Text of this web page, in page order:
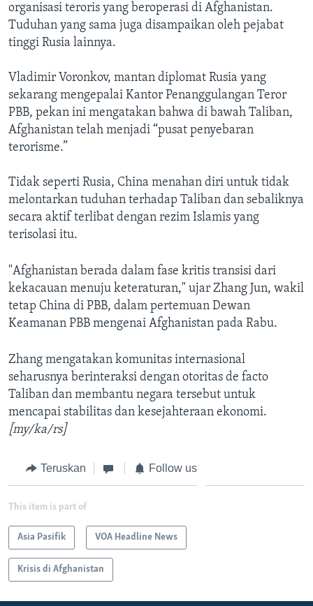
organisasi teroris yang beroperasi di Afghanistan.
Tuduhan yang sama juga disampaikan oleh pejabat
tinggi Rusia lainnya.
Vladimir Voronkov, mantan diplomat Rusia yang
sekarang mengepalai Kantor Penanggulangan Teror
PBB, pekan ini mengatakan bahwa di bawah Taliban,
Afghanistan telah menjadi “pusat penyebaran
terorisme.”
Tidak seperti Rusia, China menahan diri untuk tidak
melontarkan tuduhan terhadap Taliban dan sebaliknya
secara aktif terlibat dengan rezim Islamis yang
terisolasi itu.
"Afghanistan berada dalam fase kritis transisi dari
kekacauan menuju keteraturan," ujar Zhang Jun, wakil
tetap China di PBB, dalam pertemuan Dewan
Keamanan PBB mengenai Afghanistan pada Rabu.
Zhang mengatakan komunitas internasional
seharusnya berinteraksi dengan otoritas de facto
Taliban dan membantu negara tersebut untuk
mencapai stabilitas dan kesejahteraan ekonomi.
[my/ka/rs]
Teruskan Follow us
This item is part of
Asia Pasifik VOA Headline News
Krisis di Afghanistan